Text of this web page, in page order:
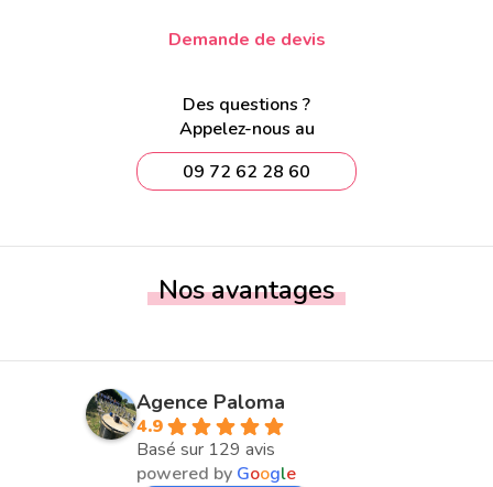
Demande de devis
Des questions ?
Appelez-nous au
09 72 62 28 60
Nos avantages
Agence Paloma
4.9
Basé sur 129 avis
powered by Google